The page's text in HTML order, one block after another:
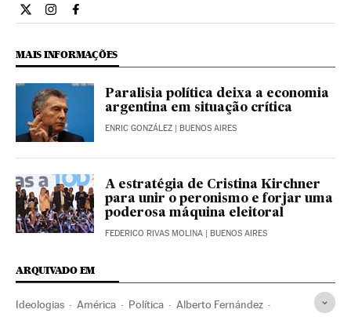
Internacional El País Brasil en Twitter
Internacional El País Brasil en Instagram
Internacional El País Brasil en Facebook
MAIS INFORMAÇÕES
Paralisia política deixa a economia
argentina em situação crítica
ENRIC GONZÁLEZ | BUENOS AIRES
A estratégia de Cristina Kirchner
para unir o peronismo e forjar uma
poderosa máquina eleitoral
FEDERICO RIVAS MOLINA | BUENOS AIRES
ARQUIVADO EM
Ideologias América Política Alberto Fernández